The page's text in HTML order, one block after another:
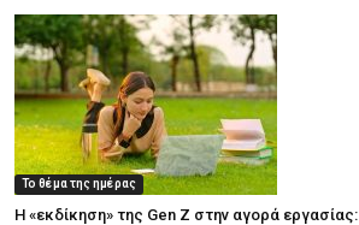
Το θέμα της ημέρας
Η «εκδίκηση» της Gen Z στην αγορά εργασίας: